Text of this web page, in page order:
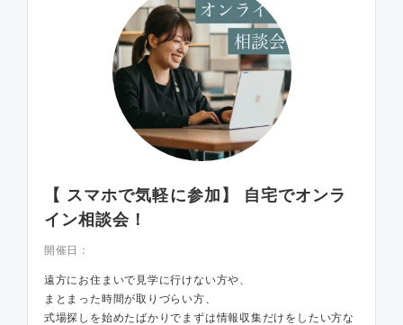
【 スマホで気軽に参加】 自宅でオンラ
イン相談会！
開催日：
遠方にお住まいで見学に行けない方や、
まとまった時間が取りづらい方、
式場探しを始めたばかりでまずは情報収集だけをしたい方な